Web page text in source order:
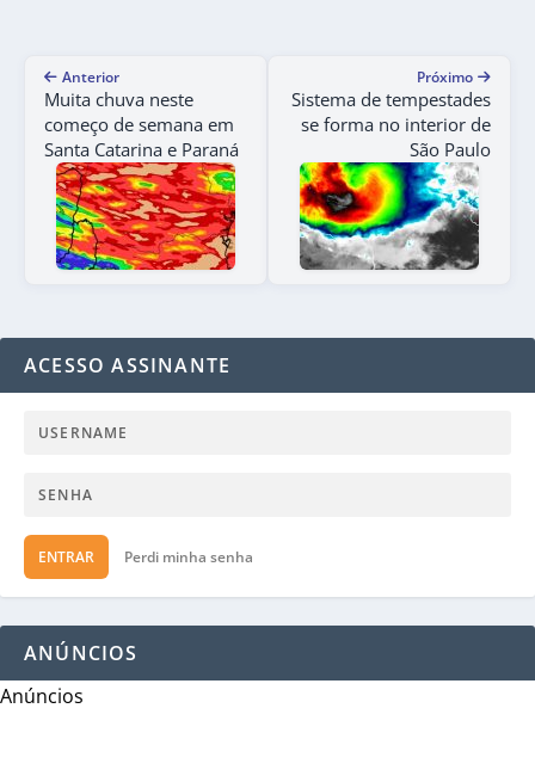
Anterior
Muita chuva neste
começo de semana em
Santa Catarina e Paraná
Próximo
Sistema de tempestades
se forma no interior de
São Paulo
ACESSO ASSINANTE
ENTRAR Perdi minha senha
ANÚNCIOS
Anúncios